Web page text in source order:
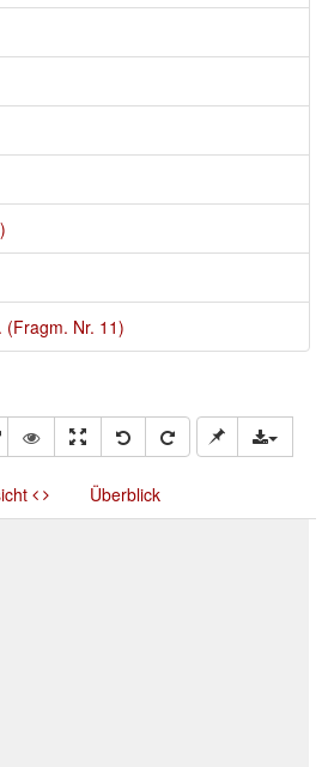
(Fragm. Nr. 11)
Überblick